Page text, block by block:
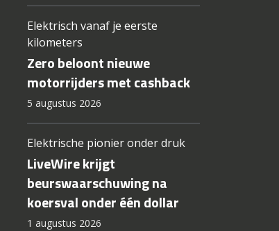
Elektrisch vanaf je eerste
kilometers
Zero beloont nieuwe
motorrijders met cashback
5 augustus 2026
Elektrische pionier onder druk
LiveWire krijgt
beurswaarschuwing na
koersval onder één dollar
1 augustus 2026